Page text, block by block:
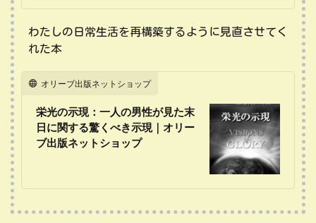
わたしの日常生活を再構築するように見直させてく
れた本
オリーブ出版ネットショップ
栄光の示現：一人の男性が見た末
日に関する驚くべき示現｜オリー
ブ出版ネットショップ